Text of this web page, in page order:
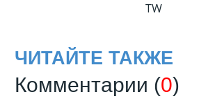
TW
ЧИТАЙТЕ ТАКЖЕ
Комментарии (0)